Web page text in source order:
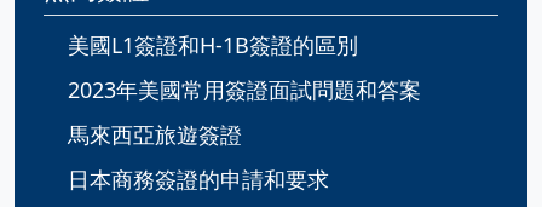
美國L1簽證和H-1B簽證的區別
2023年美國常用簽證面試問題和答案
馬來西亞旅遊簽證
日本商務簽證的申請和要求